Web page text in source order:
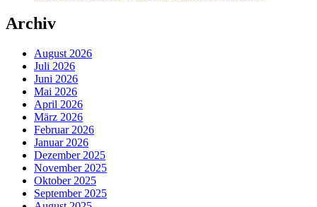
Archiv
August 2026
Juli 2026
Juni 2026
Mai 2026
April 2026
März 2026
Februar 2026
Januar 2026
Dezember 2025
November 2025
Oktober 2025
September 2025